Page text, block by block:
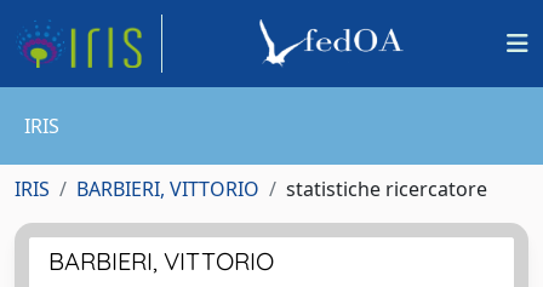
IRIS
IRIS BARBIERI, VITTORIO statistiche ricercatore
BARBIERI, VITTORIO